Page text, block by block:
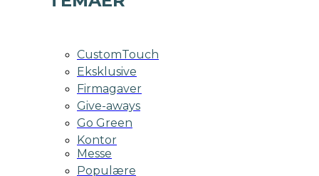
CustomTouch
Eksklusive
Firmagaver
Give-aways
Go Green
Kontor
Messe
Populære